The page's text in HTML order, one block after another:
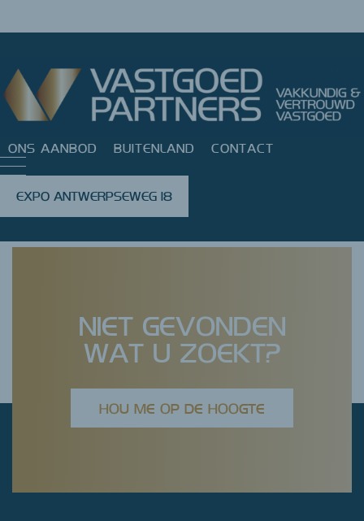
ONS AANBOD BUITENLAND CONTACT
EXPO ANTWERPSEWEG 18
NIET GEVONDEN
WAT U ZOEKT?
HOU ME OP DE HOOGTE